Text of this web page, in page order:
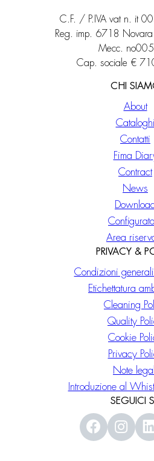
C.F. / P.IVA vat n. it
Reg. imp. 6718
Mecc.
Cap. sociale €
CHI
About
Cataloghi
Contatti
Fima
Contract
News
Area
PRIVACY &
Condizioni
Etichettatura
Cleaning
Quality
Cookie
Privacy
Note
Introduzione al
SEGUICI